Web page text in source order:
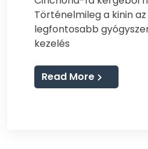
Történelmileg a kinin
legfontosabb
kezelés
Read More